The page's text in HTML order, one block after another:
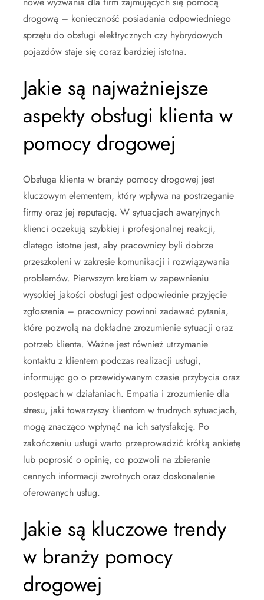
drogową – konieczność posiadania odpowiedniego
sprzętu do obsługi elektrycznych czy hybrydowych
pojazdów staje się coraz bardziej istotna.
Jakie są najważniejsze
aspekty obsługi klienta w
pomocy drogowej
Obsługa klienta w branży pomocy drogowej jest
kluczowym elementem, który wpływa na postrzeganie
firmy oraz jej reputację. W sytuacjach awaryjnych
klienci oczekują szybkiej i profesjonalnej reakcji,
dlatego istotne jest, aby pracownicy byli dobrze
przeszkoleni w zakresie komunikacji i rozwiązywania
problemów. Pierwszym krokiem w zapewnieniu
wysokiej jakości obsługi jest odpowiednie przyjęcie
zgłoszenia – pracownicy powinni zadawać pytania,
które pozwolą na dokładne zrozumienie sytuacji oraz
potrzeb klienta. Ważne jest również utrzymanie
kontaktu z klientem podczas realizacji usługi,
informując go o przewidywanym czasie przybycia oraz
postępach w działaniach. Empatia i zrozumienie dla
stresu, jaki towarzyszy klientom w trudnych sytuacjach,
mogą znacząco wpłynąć na ich satysfakcję. Po
zakończeniu usługi warto przeprowadzić krótką ankietę
lub poprosić o opinię, co pozwoli na zbieranie
cennych informacji zwrotnych oraz doskonalenie
oferowanych usług.
Jakie są kluczowe trendy
w branży pomocy
drogowej